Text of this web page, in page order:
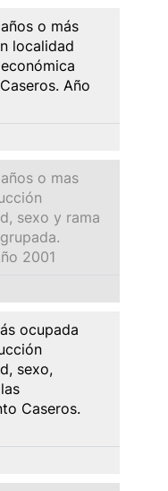
o más
localidad
Año
o mas
sexo y rama
2001
ocupada
sexo,
Caseros.